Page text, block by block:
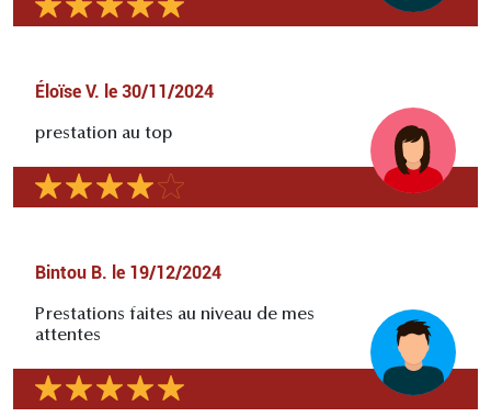
Éloïse V. le 30/11/2024
prestation au top
Bintou B. le 19/12/2024
Prestations faites au niveau de mes
attentes